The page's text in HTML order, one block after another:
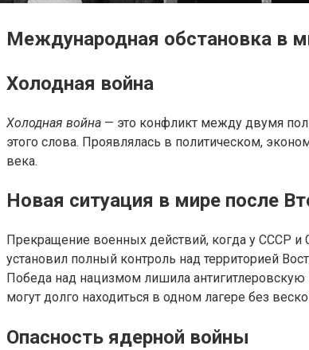
Международная обстановка в
Холодная война
Холодная война — это конфликт между двумя
этого слова. Проявлялась в политическом,
века.
Новая ситуация в мире после
Прекращение военных действий, когда у СССР и
установил полный контроль над территорией
Победа над нацизмом лишила
могут долго находиться в одном лагере без
Опасность ядерной войны